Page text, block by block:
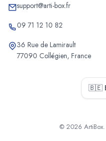
support@arti-box.fr
09 71 12 10 82
36 Rue de Lamirault
77090 Collégien, France
🇧🇪
© 2026 ArtiBox.